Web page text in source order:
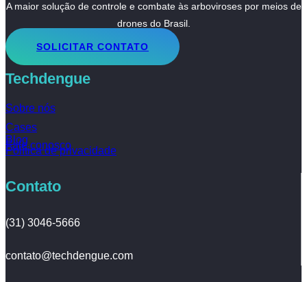
A maior solução de controle e combate às arboviroses por meios de
drones do Brasil.
SOLICITAR CONTATO
Techdengue
Sobre nós
Cases
Blog
Fale conosco
Política de privacidade
Contato
(31) 3046-5666
contato@techdengue.com